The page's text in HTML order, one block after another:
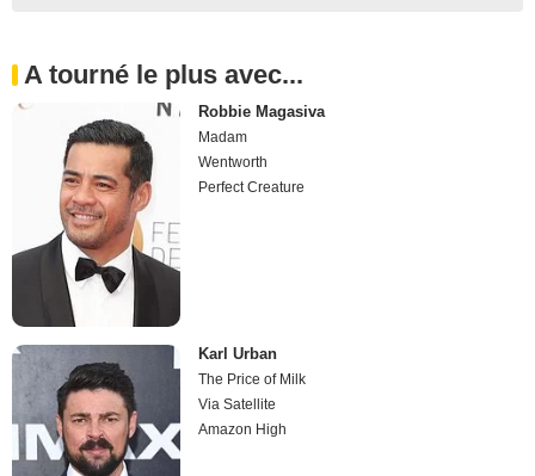
A tourné le plus avec...
Robbie Magasiva
Madam
Wentworth
Perfect Creature
Karl Urban
The Price of Milk
Via Satellite
Amazon High